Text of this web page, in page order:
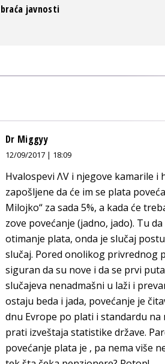
javnosti
Dr Miggyy
12/09/2017 | 18:09
Hvalospevi ΛV i njegove kamarile
zapošljene da će im se plata
Milojko“ za sada 5%, a kada će
zove povećanje (jadno, jado). Tu
otimanje plata, onda je slučaj
slučaj. Pored onolikog privrednog
siguran da su nove i da se prvi
slučajeva nenadmašni u laži i
ostaju beda i jada, povećanje je
dnu Evrope po plati i standardu
prati izveštaja statistike države.
povećanje plata je , pa nema više